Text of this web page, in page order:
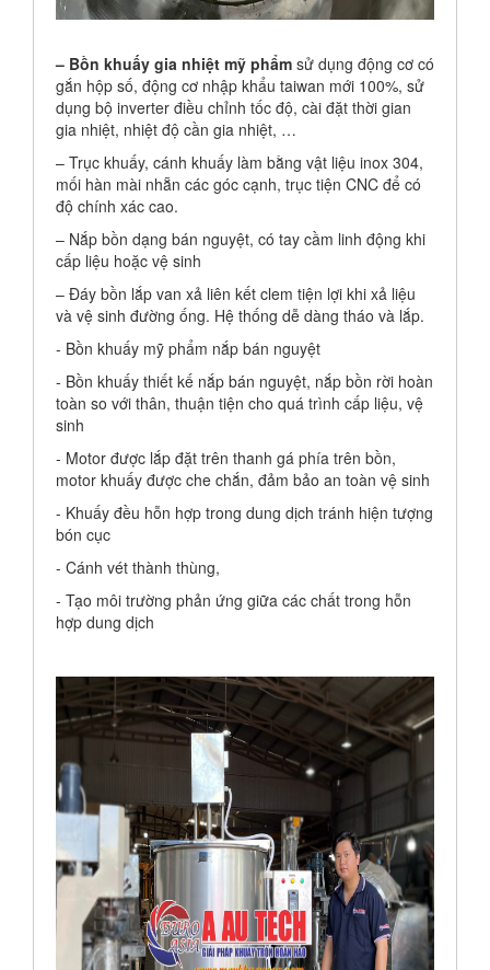
– Bồn khuấy gia nhiệt mỹ phẩm sử dụng động cơ có
gắn hộp số, động cơ nhập khẩu taiwan mới 100%, sử
dụng bộ inverter điều chỉnh tốc độ, cài đặt thời gian
gia nhiệt, nhiệt độ cần gia nhiệt, …
– Trục khuấy, cánh khuấy làm bằng vật liệu inox 304,
mối hàn mài nhẵn các góc cạnh, trục tiện CNC để có
độ chính xác cao.
– Nắp bồn dạng bán nguyệt, có tay cầm linh động khi
cấp liệu hoặc vệ sinh
– Đáy bồn lắp van xả liên kết clem tiện lợi khi xả liệu
và vệ sinh đường ống. Hệ thống dễ dàng tháo và lắp.
- Bồn khuấy mỹ phẩm nắp bán nguyệt
- Bồn khuấy thiết kế nắp bán nguyệt, nắp bồn rời hoàn
toàn so với thân, thuận tiện cho quá trình cấp liệu, vệ
sinh
- Motor được lắp đặt trên thanh gá phía trên bồn,
motor khuấy được che chắn, đảm bảo an toàn vệ sinh
- Khuấy đều hỗn hợp trong dung dịch tránh hiện tượng
bón cục
- Cánh vét thành thùng,
- Tạo môi trường phản ứng giữa các chất trong hỗn
hợp dung dịch